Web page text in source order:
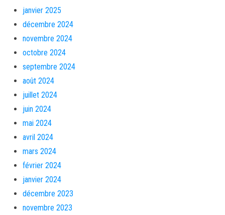
janvier 2025
décembre 2024
novembre 2024
octobre 2024
septembre 2024
août 2024
juillet 2024
juin 2024
mai 2024
avril 2024
mars 2024
février 2024
janvier 2024
décembre 2023
novembre 2023